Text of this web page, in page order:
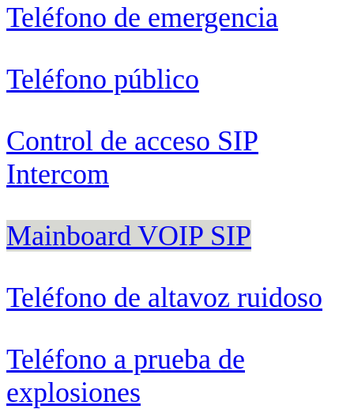
Teléfono de emergencia
Teléfono público
Control de acceso SIP
Intercom
Mainboard VOIP SIP
Teléfono de altavoz ruidoso
Teléfono a prueba de
explosiones